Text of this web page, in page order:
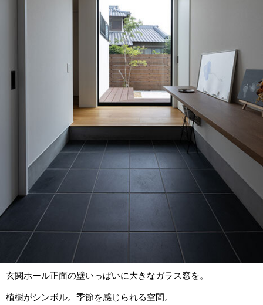
玄関ホール正面の壁いっぱいに大きなガラス窓を。
植樹がシンボル。季節を感じられる空間。